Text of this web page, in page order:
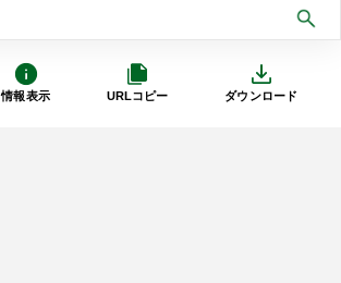
情報表示 URLコピー ダウンロード